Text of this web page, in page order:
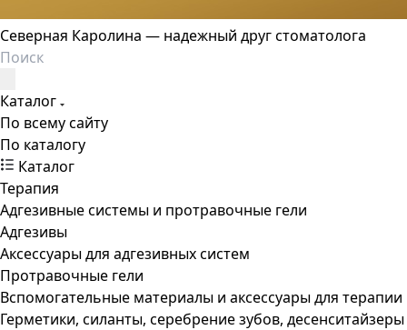
Северная Каролина — надежный друг стоматолога
Каталог
По всему сайту
По каталогу
Каталог
Терапия
Адгезивные системы и протравочные гели
Адгезивы
Аксессуары для адгезивных систем
Протравочные гели
Вспомогательные материалы и аксессуары для терапии
Герметики, силанты, серебрение зубов, десенситайзеры